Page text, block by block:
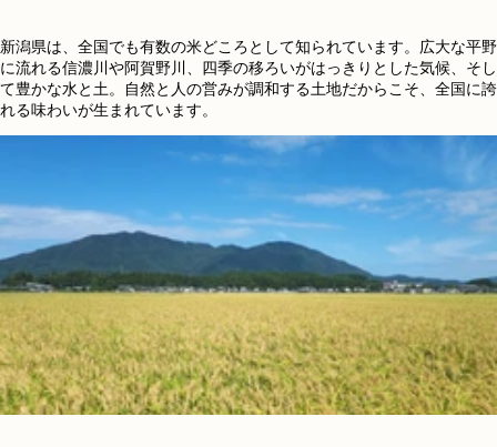
新潟県は、全国でも有数の米どころとして知られています。広大な平野
に流れる信濃川や阿賀野川、四季の移ろいがはっきりとした気候、そし
て豊かな水と土。自然と人の営みが調和する土地だからこそ、全国に誇
れる味わいが生まれています。